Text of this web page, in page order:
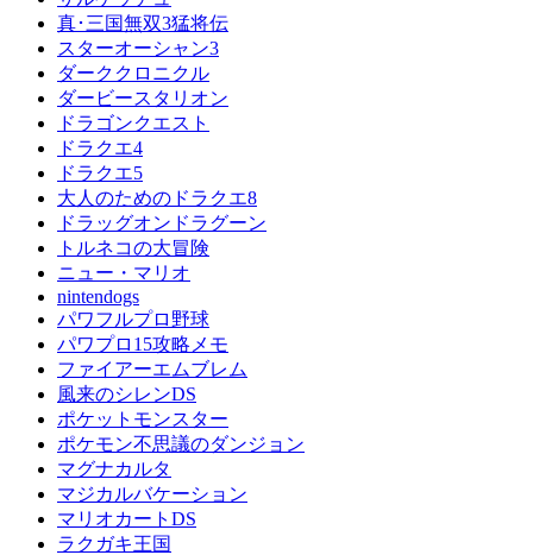
真･三国無双3猛将伝
スターオーシャン3
ダーククロニクル
ダービースタリオン
ドラゴンクエスト
ドラクエ4
ドラクエ5
大人のためのドラクエ8
ドラッグオンドラグーン
トルネコの大冒険
ニュー・マリオ
nintendogs
パワフルプロ野球
パワプロ15攻略メモ
ファイアーエムブレム
風来のシレンDS
ポケットモンスター
ポケモン不思議のダンジョン
マグナカルタ
マジカルバケーション
マリオカートDS
ラクガキ王国